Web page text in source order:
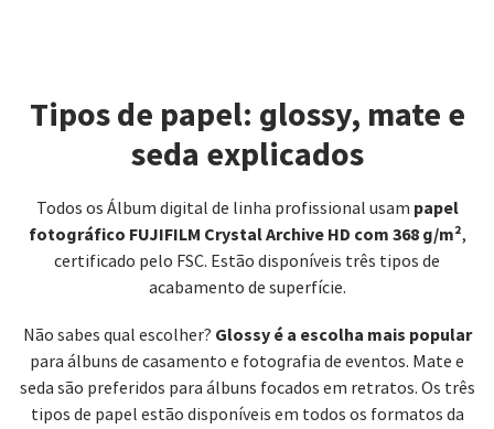
Tipos de papel: glossy, mate e
seda explicados
Todos os Álbum digital de linha profissional usam papel
fotográfico FUJIFILM Crystal Archive HD com 368 g/m²,
certificado pelo FSC. Estão disponíveis três tipos de
acabamento de superfície.
Não sabes qual escolher? Glossy é a escolha mais popular
para álbuns de casamento e fotografia de eventos. Mate e
seda são preferidos para álbuns focados em retratos. Os três
tipos de papel estão disponíveis em todos os formatos da